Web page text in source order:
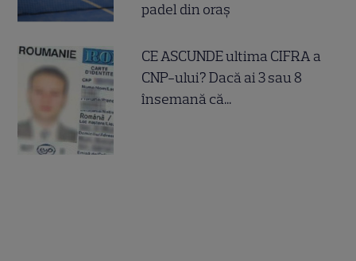
padel din oraș
CE ASCUNDE ultima CIFRA a
CNP-ului? Dacă ai 3 sau 8
însemană că...